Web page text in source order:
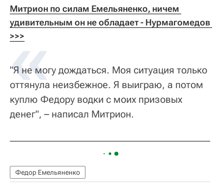
Митрион по силам Емельяненко, ничем
удивительным он не обладает - Нурмагомедов
>>>
"Я не могу дождаться. Моя ситуация только
оттянула неизбежное. Я выиграю, а потом
куплю Федору водки с моих призовых
денег", – написал Митрион.
Федор Емельяненко